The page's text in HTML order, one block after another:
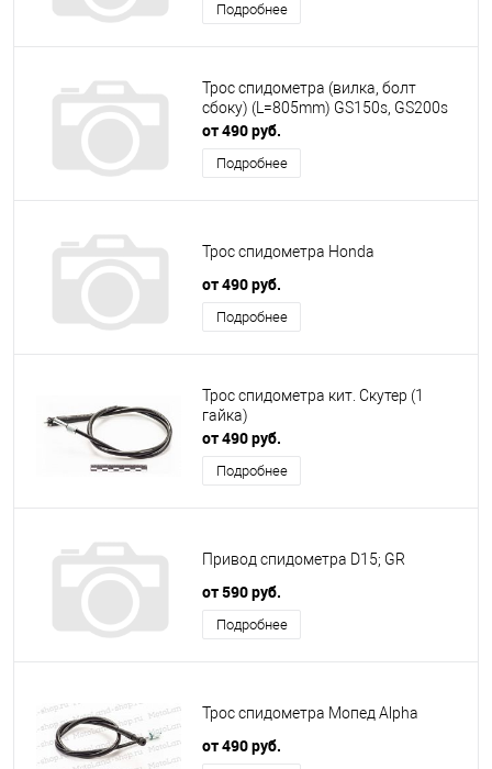
Подробнее
Трос спидометра (вилка, болт
сбоку) (L=805mm) GS150s, GS200s
от 490 руб.
Подробнее
Трос спидометра Honda
от 490 руб.
Подробнее
Трос спидометра кит. Скутер (1
гайка)
от 490 руб.
Подробнее
Привод спидометра D15; GR
от 590 руб.
Подробнее
Трос спидометра Мопед Alpha
от 490 руб.